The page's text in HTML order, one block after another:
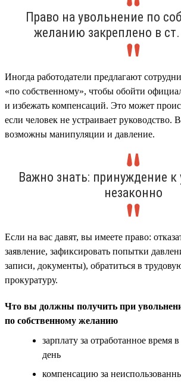
Право на увольнение по
желанию закреплено в
Иногда работодатели предлагают
«по собственному», чтобы обойти
и избежать компенсаций. Это может
если человек не устраивает руководство.
возможны манипуляции и давление.
Важно знать: принуждение
незаконно
Если на вас давят, вы имеете право:
заявление, зафиксировать попытки
записи, документы), обратиться в
прокуратуру.
Что вы должны получить при
по собственному желанию
зарплату за отработанное время
день
компенсацию за